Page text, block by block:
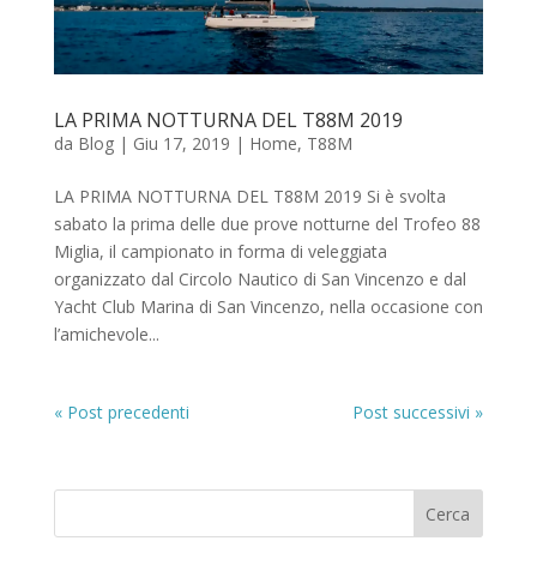
LA PRIMA NOTTURNA DEL T88M 2019
da Blog| Giu 17, 2019 | Home, T88M
LA PRIMA NOTTURNA DEL T88M 2019 Si è svolta
sabato la prima delle due prove notturne del Trofeo 88
Miglia, il campionato in forma di veleggiata
organizzato dal Circolo Nautico di San Vincenzo e dal
Yacht Club Marina di San Vincenzo, nella occasione con
l’amichevole...
« Post precedenti Post successivi »